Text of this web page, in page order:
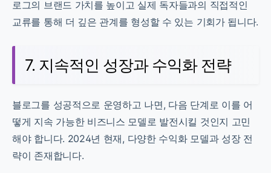
로그의 브랜드 가치를 높이고 실제 독자들과의 직접적인
교류를 통해 더 깊은 관계를 형성할 수 있는 기회가 됩니다.
7. 지속적인 성장과 수익화 전략
블로그를 성공적으로 운영하고 나면, 다음 단계로 이를 어
떻게 지속 가능한 비즈니스 모델로 발전시킬 것인지 고민
해야 합니다. 2024년 현재, 다양한 수익화 모델과 성장 전
략이 존재합니다.